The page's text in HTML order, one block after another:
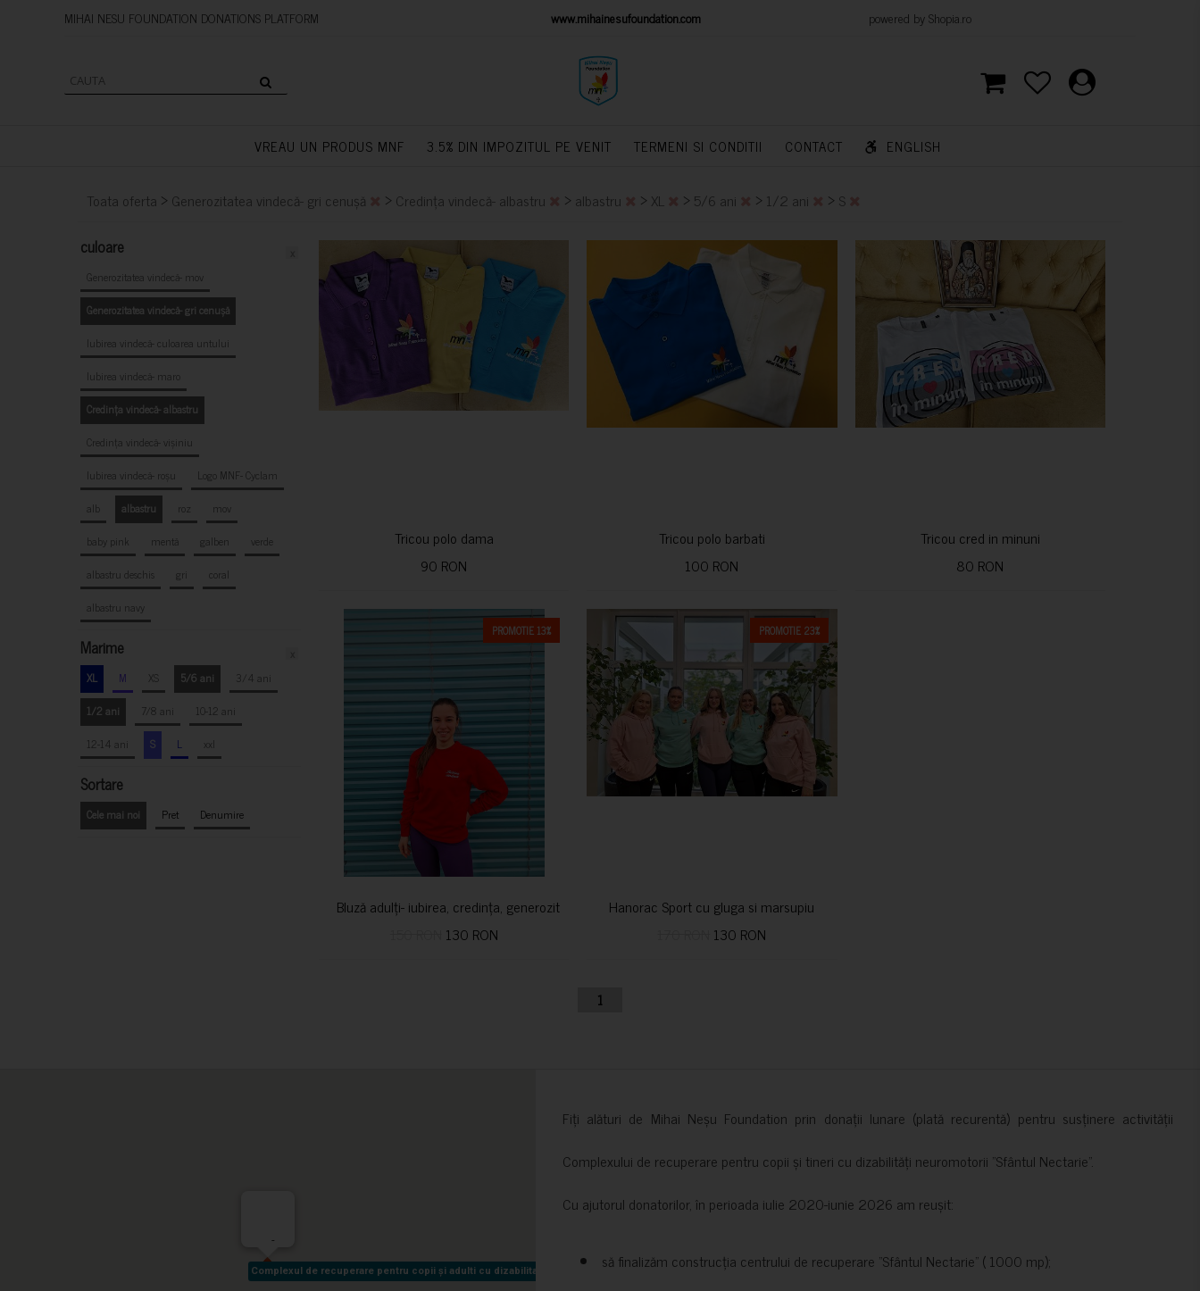
MIHAI NESU FOUNDATION DONATIONS PLATFORM www.mihainesufoundation.com powered by Shopia.ro
VREAU UN PRODUS MNF 3.5% DIN IMPOZITUL PE VENIT TERMENI SI CONDITII CONTACT ENGLISH
Toata oferta > Generozitatea vindecă- gri cenușă > Credința vindecă- albastru > albastru > XL > 5/6 ani > 1/2 ani > S
culoare
Generozitatea vindecă- mov
Generozitatea vindecă- gri cenușă
Iubirea vindecă- culoarea untului
Iubirea vindecă- maro
Credința vindecă- albastru
Credința vindecă- vișiniu
Iubirea vindecă- roșu
Logo MNF- Cyclam
alb
albastru roz
mov
baby pink
mentă galben
verde
albastru deschis
gri
coral
albastru navy
Marime
XL M XS 5/6 ani
3/4 ani
1/2 ani
7/8 ani
10-12 ani
12-14 ani
S L xxl
Sortare
Cele mai noi Pret Denumire
Tricou polo dama
90 RON
CUMPARA
Tricou polo barbati
100 RON
Tricou cred in minuni
80 RON
CUMPARA
PROMOTIE 13%
Bluză adulți- iubirea, credința, generozitatea vindecă
130 RON
CUMPARA
PROMOTIE 23%
Hanorac Sport cu gluga si marsupiu
130 RON
CUMPARA
1
Complexul de recuperare pentru copii și adulti cu dizabilitati neuromotorii Sfântul Nectarie
Complexul de recuperare pentru copii și adulti cu dizabilitati neuromotorii Sfântul Nectarie
-
Fiți alături de Mihai Neșu Foundation prin donații lunare (plată recurentă) pentru susținere activității
Complexului de recuperare pentru copii și tineri cu dizabilități neuromotorii ”Sfântul Nectarie”.
Cu ajutorul donatorilor, în perioada iulie 2020-iunie 2026 am reușit:
să finalizăm construcția centrului de recuperare ”Sfântul Nectarie” ( 1000 mp);